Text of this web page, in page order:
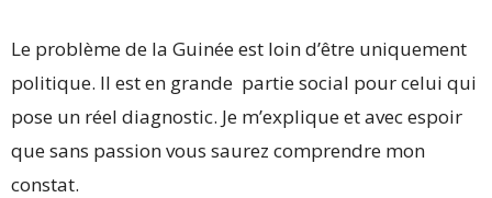
Le problème de la Guinée est loin d’être uniquement
politique. Il est en grande partie social pour celui qui
pose un réel diagnostic. Je m’explique et avec espoir
que sans passion vous saurez comprendre mon
constat.